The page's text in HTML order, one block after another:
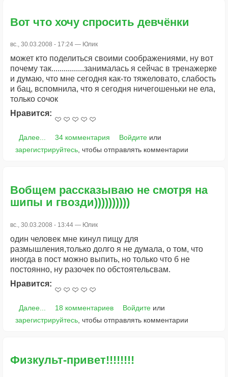
Вот что хочу спросить девчёнки
вс., 30.03.2008 - 17:24 — Юлик
может кто поделиться своими соображениями, ну вот
почему так................занималась я сейчас в тренажерке
и думаю, что мне сегодня как-то тяжеловато, слабость
и бац, вспомнила, что я сегодня ничегошеньки не ела,
только сочок
Нравится:
Далее... 34 комментария Войдитеили
зарегистрируйтесь, чтобы отправлять комментарии
Вобщем рассказываю не смотря на
шипы и гвозди))))))))))
вс., 30.03.2008 - 13:44 — Юлик
один человек мне кинул пищу для
размышления,только долго я не думала, о том, что
иногда в пост можно выпить, но только что б не
постоянно, ну разочек по обстоятельсвам.
Нравится:
Далее... 18 комментариев Войдитеили
зарегистрируйтесь , чтобы отправлять комментарии
Физкульт-привет!!!!!!!!